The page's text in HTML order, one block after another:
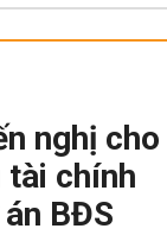
xã Xuân Lai,
Thuận Minh, xã
sẽ cung cấp
tích khu đất
huyện Thọ Xuân.
đất được đấu
nghị cho
tài chính
BĐS